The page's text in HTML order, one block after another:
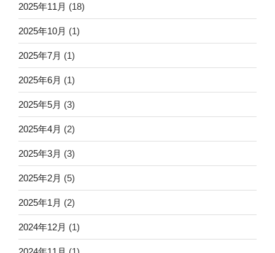
2025年11月 (18)
2025年10月 (1)
2025年7月 (1)
2025年6月 (1)
2025年5月 (3)
2025年4月 (2)
2025年3月 (3)
2025年2月 (5)
2025年1月 (2)
2024年12月 (1)